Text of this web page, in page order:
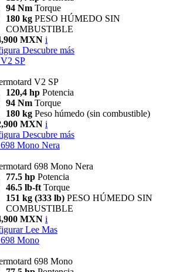
94 Nm Torque
180 kg PESO HÚMEDO SIN
COMBUSTIBLE
MXN i
Descubre más
V2 SP
V2 SP
120,4 hp Potencia
94 Nm Torque
180 kg Peso húmedo (sin combustible)
MXN i
Descubre más
698 Mono Nera
698 Mono Nera
77.5 hp Potencia
46.5 lb-ft Torque
151 kg (333 lb) PESO HÚMEDO SIN
COMBUSTIBLE
MXN i
Lee Mas
698 Mono
698 Mono